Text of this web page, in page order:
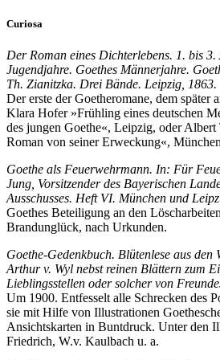
Curiosa
Der Roman eines Dichterlebens. 1. bis
Jugendjahre. Goethes Männerjahre.
Th. Zianitzka. Drei Bände. Leipzig, 1863.
Der erste der Goetheromane, dem später
Klara Hofer »Frühling eines deutschen
des jungen Goethe«, Leipzig, oder
Roman von seiner Erweckung«,
Goethe als Feuerwehrmann. In: Für
Jung, Vorsitzender des Bayerischen
Ausschusses. Heft VI. München und
Goethes Beteiligung an den
Brandunglück, nach Urkunden.
Goethe-Gedenkbuch. Blütenlese aus den
Arthur v. Wyl nebst reinen Blättern zum
Lieblingsstellen oder solcher von
Um 1900. Entfesselt alle Schrecken des
sie mit Hilfe von Illustrationen
Ansichtskarten in Buntdruck. Unter den
Friedrich, W.v. Kaulbach u. a.